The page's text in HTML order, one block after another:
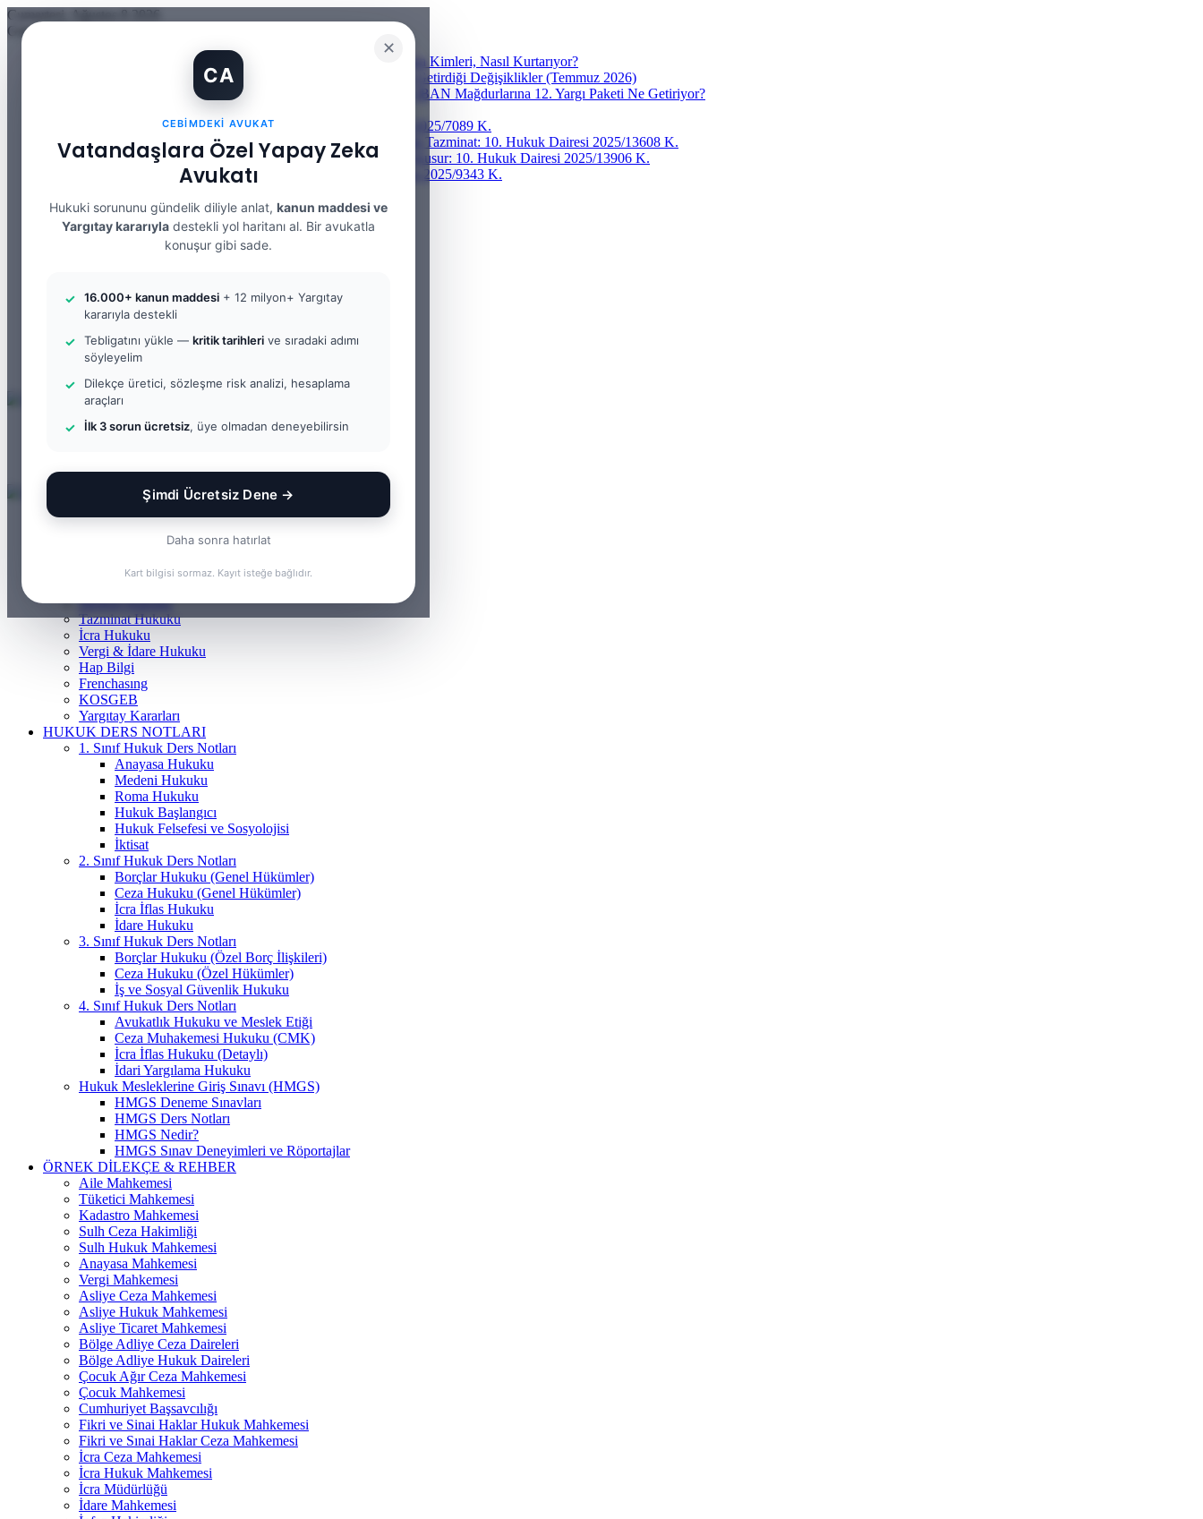
✕
CA
CEBIMDEKI AVUKAT
Vatandaşlara Özel Yapay Zeka
Avukatı
Hukuki sorununu gündelik diliyle anlat, kanun maddesi ve
Yargıtay kararıyla destekli yol haritanı al. Bir avukatla
konuşur gibi sade.
16.000+ kanun maddesi + 12 milyon+ Yargıtay
kararıyla destekli
Tebligatını yükle — kritik tarihleri ve sıradaki adımı
söyleyelim
Dilekçe üretici, sözleşme risk analizi, hesaplama
araçları
İlk 3 sorun ücretsiz, üye olmadan deneyebilirsin
Şimdi Ücretsiz Dene →
Daha sonra hatırlat
Kart bilgisi sormaz. Kayıt isteğe bağlıdır.
Cumartesi, Ağustos 8 2026
Güncel Makale
İBAN Kiralama Cezasında Yeni Dönem: TCK 158’e Eklenen Fıkra Kimleri, Nasıl Kurtarıyor?
12. Yargı Paketi Kabul Edildi: Avukat Gözüyle Tüm Maddeler ve Getirdiği Değişiklikler (Temmuz 2026)
Banka Hesabımı Dolandırıcılara Kullandırdım, Başıma Ne Gelir? IBAN Mağdurlarına 12. Yargı Paketi Ne Getiriyor?
Yargıtay Kararı İncelemesi ve Tanık Beyanları: 9. Hukuk Dairesi 2025/7089 K.
Kusur Belirlemesinin Maddi ve Manevi Tazminata Etkisi ve Maddi Tazminat: 10. Hukuk Dairesi 2025/13608 K.
Kusur Belirlemesinin Maddi ve Manevi Tazminata Etkisi ve Ağır Kusur: 10. Hukuk Dairesi 2025/13906 K.
Kira Sözleşmesinin Feshi ve Bilirkişi İncelemesi: 9. Hukuk Dairesi 2025/9343 K.
Yargıtay Kararı İncelemesi: 2. Ceza Dairesi 2026/4266 K.
Facebook
WhatsApp
Rastgele
Makale
Kenar
Bölmesi
Arama
yap
Menü
...
Ol
ANASAYFA
Ceza Hukuku
Medeni Hukuku
Tazminat Hukuku
İcra Hukuku
Vergi & İdare Hukuku
Hap Bilgi
Frenchasıng
KOSGEB
Yargıtay Kararları
HUKUK DERS NOTLARI
1. Sınıf Hukuk Ders Notları
Anayasa Hukuku
Medeni Hukuku
Roma Hukuku
Hukuk Başlangıcı
Hukuk Felsefesi ve Sosyolojisi
İktisat
2. Sınıf Hukuk Ders Notları
Borçlar Hukuku (Genel Hükümler)
Ceza Hukuku (Genel Hükümler)
İcra İflas Hukuku
İdare Hukuku
3. Sınıf Hukuk Ders Notları
Borçlar Hukuku (Özel Borç İlişkileri)
Ceza Hukuku (Özel Hükümler)
İş ve Sosyal Güvenlik Hukuku
4. Sınıf Hukuk Ders Notları
Avukatlık Hukuku ve Meslek Etiği
Ceza Muhakemesi Hukuku (CMK)
İcra İflas Hukuku (Detaylı)
İdari Yargılama Hukuku
Hukuk Mesleklerine Giriş Sınavı (HMGS)
HMGS Deneme Sınavları
HMGS Ders Notları
HMGS Nedir?
HMGS Sınav Deneyimleri ve Röportajlar
ÖRNEK DILEKÇE & REHBER
Aile Mahkemesi
Tüketici Mahkemesi
Kadastro Mahkemesi
Sulh Ceza Hakimliği
Sulh Hukuk Mahkemesi
Anayasa Mahkemesi
Vergi Mahkemesi
Asliye Ceza Mahkemesi
Asliye Hukuk Mahkemesi
Asliye Ticaret Mahkemesi
Bölge Adliye Ceza Daireleri
Bölge Adliye Hukuk Daireleri
Çocuk Ağır Ceza Mahkemesi
Çocuk Mahkemesi
Cumhuriyet Başsavcılığı
Fikri ve Sinai Haklar Hukuk Mahkemesi
Fikri ve Sınai Haklar Ceza Mahkemesi
İcra Ceza Mahkemesi
İcra Hukuk Mahkemesi
İcra Müdürlüğü
İdare Mahkemesi